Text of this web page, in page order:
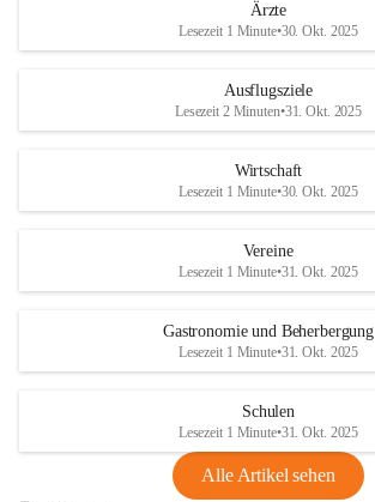
Ärzte
Lesezeit 1 Minute•30. Okt. 2025
Ausflugsziele
Lesezeit 2 Minuten•31. Okt. 2025
Wirtschaft
Lesezeit 1 Minute•30. Okt. 2025
Vereine
Lesezeit 1 Minute•31. Okt. 2025
Gastronomie und Beherbergung
Lesezeit 1 Minute•31. Okt. 2025
Schulen
Lesezeit 1 Minute•31. Okt. 2025
Alle Artikel sehen